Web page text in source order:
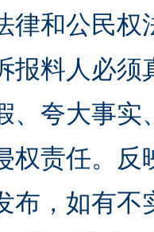
律和公民
报料人必
、夸大事
权责任。
布，如有